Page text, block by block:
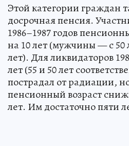
Этой категории граждан
досрочная пенсия.
1986–1987 годов
на 10 лет (мужчины — с
лет). Для ликвидаторов
лет (55 и 50 лет
пострадал от радиации,
пенсионный возраст
лет. Им достаточно пяти